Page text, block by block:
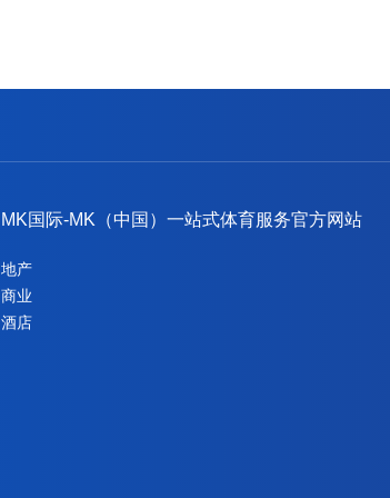
MK国际-MK（中国）一站式体育服务官方网站
地产
商业
酒店